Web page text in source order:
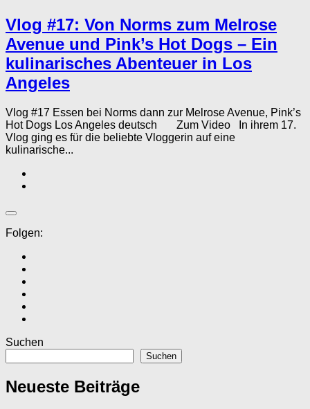
Vlog #17: Von Norms zum Melrose
Avenue und Pink’s Hot Dogs – Ein
kulinarisches Abenteuer in Los
Angeles
Vlog #17 Essen bei Norms dann zur Melrose Avenue, Pink’s
Hot Dogs Los Angeles deutsch Zum Video In ihrem 17.
Vlog ging es für die beliebte Vloggerin auf eine
kulinarische...
Folgen:
Suchen
Suchen
Neueste Beiträge